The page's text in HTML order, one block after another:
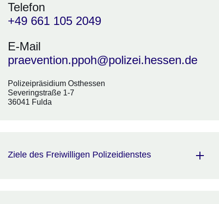
Telefon
+49 661 105 2049
E-Mail
praevention.ppoh@polizei.hessen.de
Polizeipräsidium Osthessen
Severingstraße 1-7
36041 Fulda
Ziele des Freiwilligen Polizeidienstes